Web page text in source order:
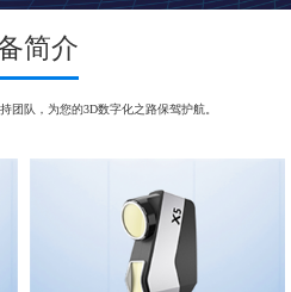
简介
团队，为您的3D数字化之路保驾护航。